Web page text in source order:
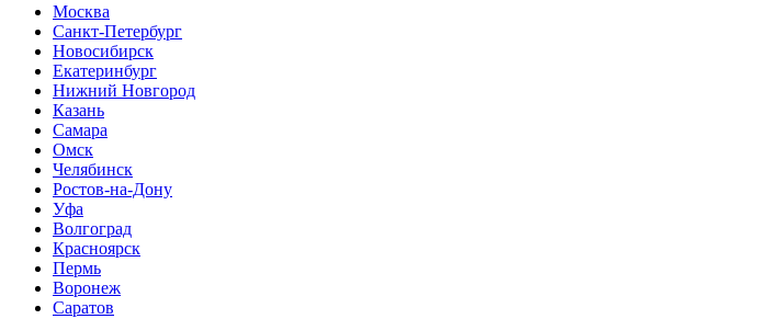
Москва
Санкт-Петербург
Новосибирск
Екатеринбург
Нижний Новгород
Казань
Самара
Омск
Челябинск
Ростов-на-Дону
Уфа
Волгоград
Красноярск
Пермь
Воронеж
Саратов